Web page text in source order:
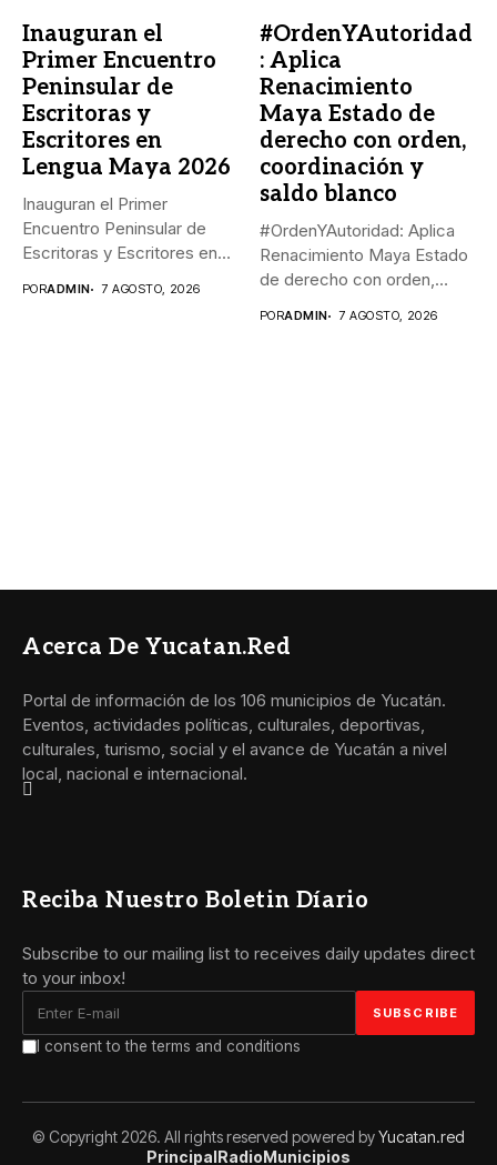
Inauguran el
Primer Encuentro
Peninsular de
Escritoras y
Escritores en
Lengua Maya 2026
Inauguran el Primer
Encuentro Peninsular de
Escritoras y Escritores en
PORADMIN 7 AGOSTO, 2026
#OrdenYAutoridad
: Aplica
Renacimiento
Maya Estado de
derecho con orden,
coordinación y
saldo blanco
#OrdenYAutoridad: Aplica
Renacimiento Maya Estado
de derecho con orden,
PORADMIN 7 AGOSTO, 2026
Acerca De Yucatan.red
Portal de información de los 106 municipios de Yucatán.
Eventos, actividades políticas, culturales, deportivas,
culturales, turismo, social y el avance de Yucatán a nivel
local, nacional e internacional.
Reciba Nuestro Boletin Díario
Subscribe to our mailing list to receives daily updates direct
to your inbox!
I consent to the terms and conditions
© Copyright 2026. All rights reserved powered byYucatan.red
PrincipalRadioMunicipios